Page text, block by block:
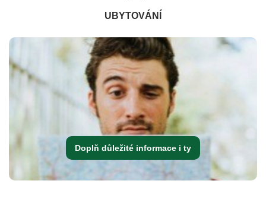
UBYTOVÁNÍ
Doplň důležité informace i ty